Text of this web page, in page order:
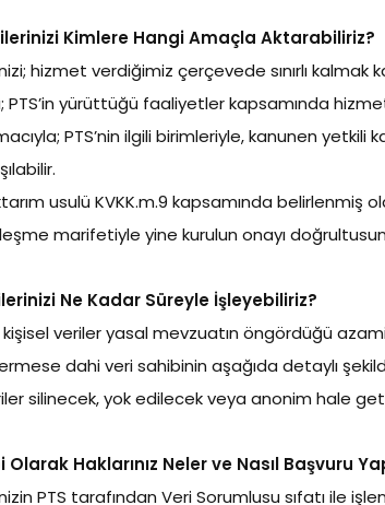
Kimlere Hangi Amaçla Aktarabiliriz?
hizmet verdiğimiz çerçevede sınırlı kalmak
PTS’in yürüttüğü faaliyetler kapsamında
PTS’nin ilgili birimleriyle, kanunen
usulü KVKK.m.9 kapsamında belirlenmiş
marifetiyle yine kurulun onayı
Ne Kadar Süreyle İşleyebiliriz?
kişisel veriler yasal mevzuatın öngördüğü
dahi veri sahibinin aşağıda detaylı
silinecek, yok edilecek veya anonim hale
Olarak Haklarınız Neler ve Nasıl Başvuru
PTS tarafından Veri Sorumlusu sıfatı ile